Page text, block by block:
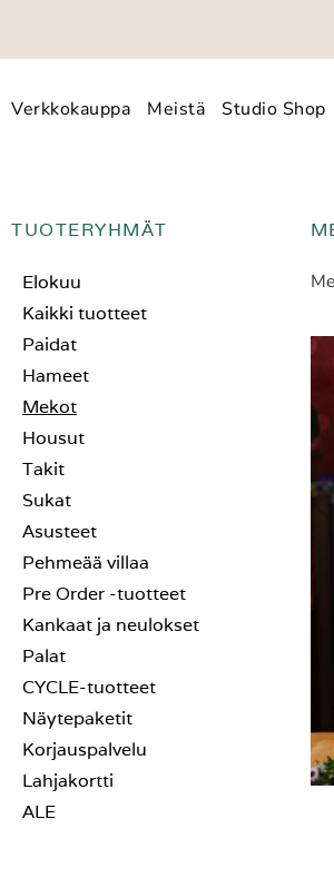
Verkkokauppa Meistä Studio Shop
TUOTERYHMÄT
Elokuu
Kaikki tuotteet
Paidat
Hameet
Mekot
Housut
Takit
Sukat
Asusteet
Pehmeää villaa
Pre Order -tuotteet
Kankaat ja neulokset
Palat
CYCLE-tuotteet
Näytepaketit
Korjauspalvelu
Lahjakortti
ALE